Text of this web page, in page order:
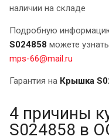
наличии на складе
Подробную
S024858 можете
mps-66@mail.ru
Гарантия на Крышка
4 причины
S024858 в